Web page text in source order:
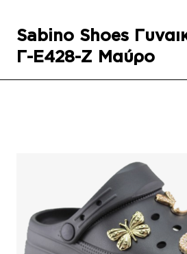
Sabino Shoes
Γ-E428-Z Μαύρο